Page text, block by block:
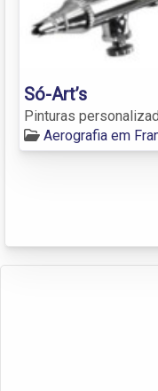
Só-Art’s
Pinturas
Aerografia em